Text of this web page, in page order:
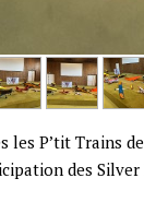
P’tit Trains
des Silver